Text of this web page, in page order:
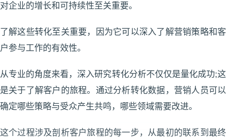
对企业的增长和可持续性至关重要。
了解这些转化至关重要，因为它可以深入了解营销策略和客
户参与工作的有效性。
从专业的角度来看，深入研究转化分析不仅仅是量化成功;这
是关于了解客户的旅程。通过分析转化数据，营销人员可以
确定哪些策略与受众产生共鸣，哪些领域需要改进。
这个过程涉及剖析客户旅程的每一步，从最初的联系到最终